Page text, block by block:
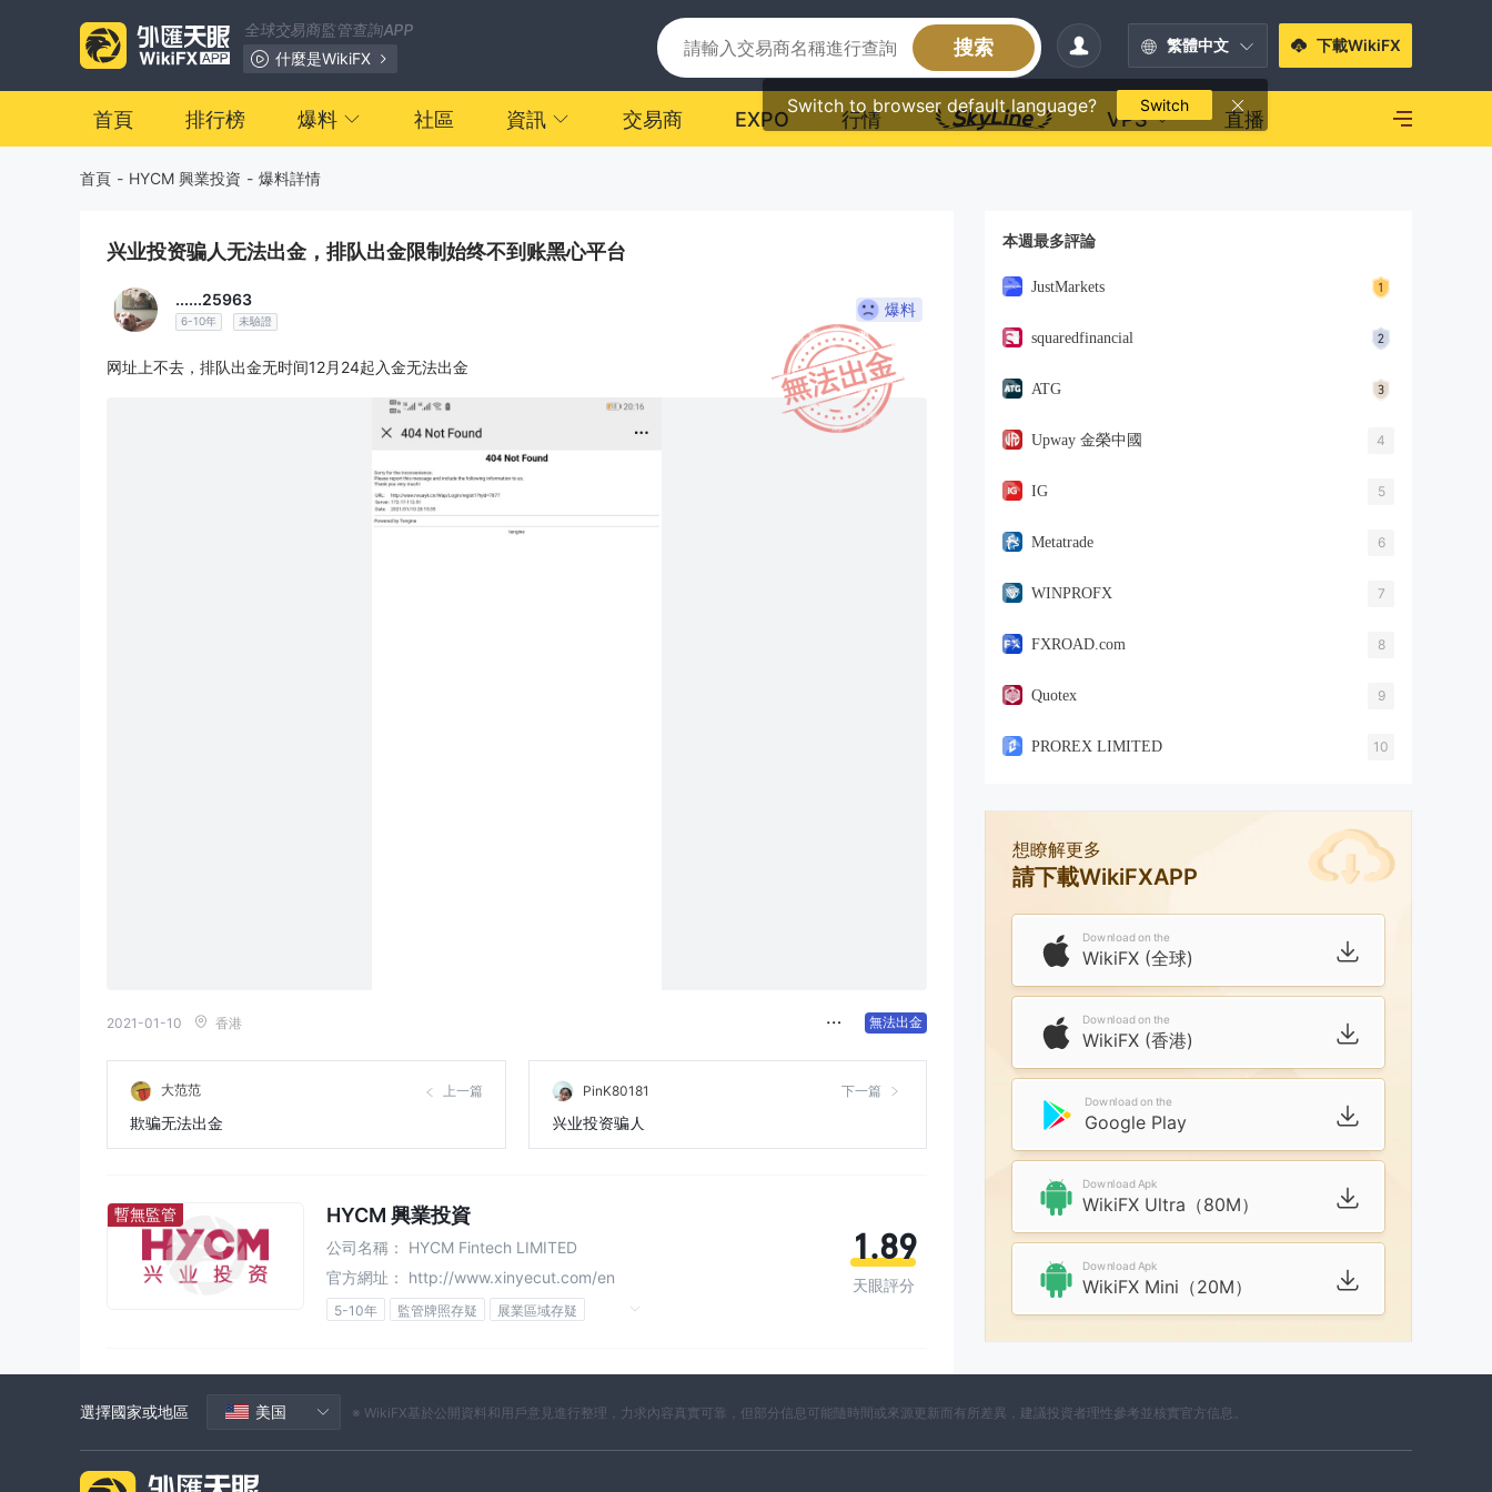
全球交易商監管查詢APP
什麼是WikiFX
搜索 繁體中文
Switch to browser default language? Switch
下載WikiFX
首頁 排行榜 爆料 社區 資訊 交易商 EXPO 行情 VPS 直播
首頁 - HYCM 興業投資 - 爆料詳情
兴业投资骗人无法出金，排队出金限制始终不到账黑心平台
......25963
6-10年 未驗證
爆料
网址上不去，排队出金无时间12月24起入金无法出金
2021-01-10 香港 無法出金
大范范 上一篇
欺骗无法出金
PinK80181 下一篇
兴业投资骗人
暫無監管 HYCM 興業投資
公司名稱： HYCM Fintech LIMITED
官方網址： http://www.xinyecut.com/en
5-10年 監管牌照存疑
展業區域存疑
1.89
天眼評分
本週最多評論
JustMarkets
squaredfinancial
ATG
Upway 金榮中國 4
IG 5
Metatrade 6
WINPROFX 7
FXROAD.com 8
Quotex 9
PROREX LIMITED 10
想瞭解更多
請下載WikiFXAPP
Download on the
WikiFX (全球)
Download on the
WikiFX (香港)
Download on the
Google Play
Download Apk
WikiFX Ultra（80M）
Download Apk
WikiFX Mini（20M）
選擇國家或地區 美国 ※ WikiFX基於公開資料和用戶意見進行整理，力求內容真實可靠，但部分信息可能隨時間或來源更新而有所差異，建議投資者理性參考並核實官方信息。